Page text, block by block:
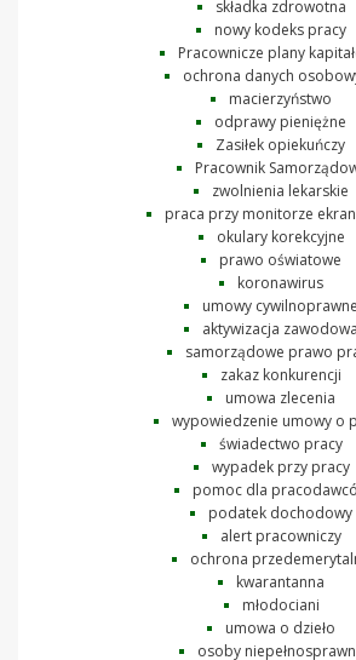
składka zdrowotna
nowy kodeks pracy
Pracownicze plany
ochrona danych
macierzyństwo
odprawy pieniężne
Zasiłek opiekuńczy
Pracownik
zwolnienia lekarskie
praca przy monitorze
okulary korekcyjne
prawo oświatowe
koronawirus
umowy cywilnoprawne
aktywizacja zawodowa
samorządowe prawo
zakaz konkurencji
umowa zlecenia
wypowiedzenie umowy o
świadectwo pracy
wypadek przy pracy
pomoc dla
podatek dochodowy
alert pracowniczy
ochrona
kwarantanna
młodociani
umowa o dzieło
osoby